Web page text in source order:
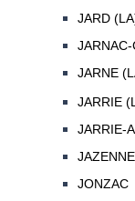
JARD
JARNE
JARRIE
JARRIE-
JONZAC